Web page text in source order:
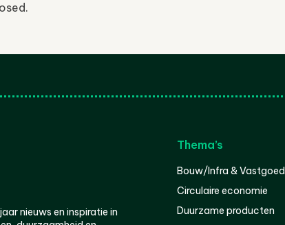
nieuws en inspiratie in
Thema’s
Bouw/Infra & Vastgoed
Circulaire economie
Duurzame producten